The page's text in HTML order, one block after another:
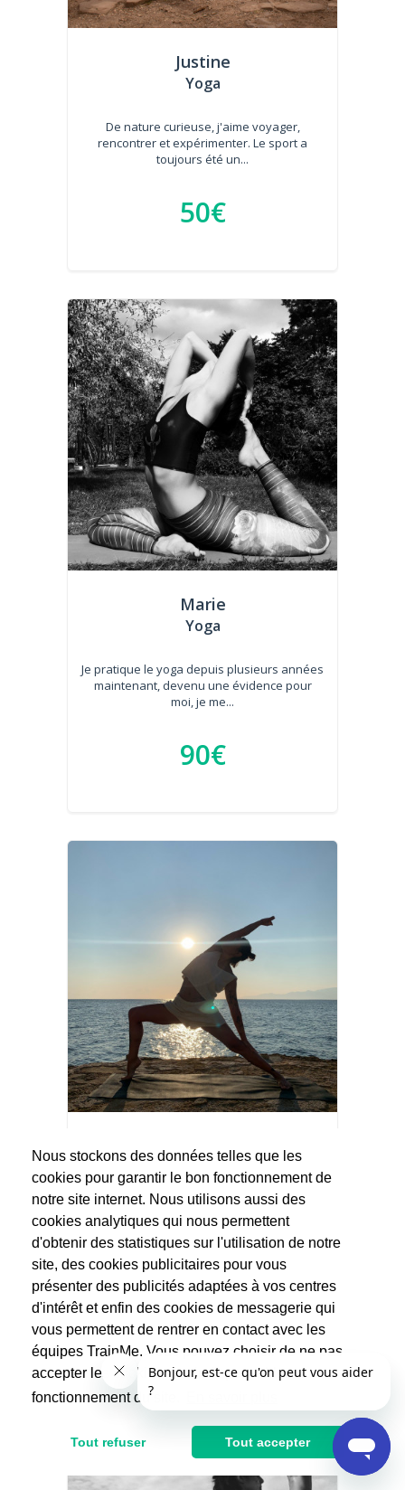
Justine
Yoga
De nature curieuse, j'aime voyager,
rencontrer et expérimenter. Le sport a
toujours été un...
50€
Marie
Yoga
Je pratique le yoga depuis plusieurs années
maintenant, devenu une évidence pour
moi, je me...
90€
Solenn
Yoga
(4 avis)
Vinyasa, Hatha 200H, de la formation De
Gasquet en...
60€
Nous stockons des données telles que les
cookies pour garantir le bon fonctionnement de
notre site internet. Nous utilisons aussi des
cookies analytiques qui nous permettent
d'obtenir des statistiques sur l'utilisation de notre
site, des cookies publicitaires pour vous
présenter des publicités adaptées à vos centres
d'intérêt et enfin des cookies de messagerie qui
vous permettent de rentrer en contact avec les
équipes TrainMe. Vous pouvez choisir de ne pas
accepter les cookies non indispensables au
fonctionnement du site.
Tout refuser Tout accepter